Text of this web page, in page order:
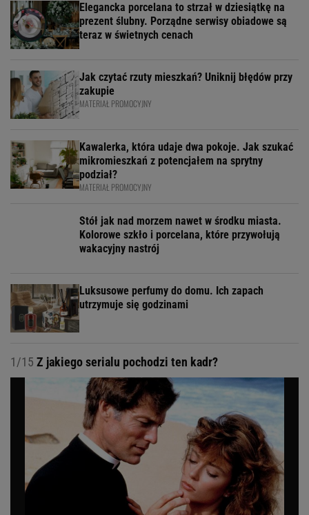
Elegancka porcelana to strzał w dziesiątkę na
prezent ślubny. Porządne serwisy obiadowe są
teraz w świetnych cenach
Jak czytać rzuty mieszkań? Uniknij błędów przy
zakupie
MATERIAŁ PROMOCYJNY
Kawalerka, która udaje dwa pokoje. Jak szukać
mikromieszkań z potencjałem na sprytny
podział?
MATERIAŁ PROMOCYJNY
Stół jak nad morzem nawet w środku miasta.
Kolorowe szkło i porcelana, które przywołują
wakacyjny nastrój
Luksusowe perfumy do domu. Ich zapach
utrzymuje się godzinami
1/15 Z jakiego serialu pochodzi ten kadr?